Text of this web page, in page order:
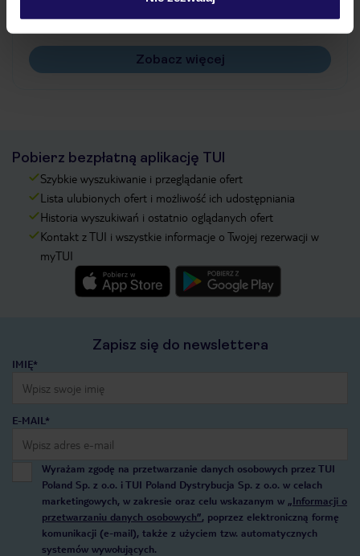
Zobacz więcej
Pobierz bezpłatną aplikację TUI
Szybkie wyszukiwanie i przeglądanie ofert
Lista ulubionych ofert i możliwość ich udostępniania
Historia wyszukiwań i ostatnio oglądanych ofert
Kontakt z TUI i wszystkie informacje o Twojej rezerwacji w
myTUI
Zapisz się do newslettera
IMIĘ*
E-MAIL*
Wyrażam zgodę na przetwarzanie danych osobowych przez TUI
Poland Sp. z o.o. i TUI Poland Dystrybucja Sp. z o.o. w celach
marketingowych, w zakresie oraz celu wskazanym w „Informacji o
przetwarzaniu danych osobowych”, poprzez elektroniczną formę
komunikacji (e-mail), także z użyciem tzw. automatycznych
systemów wywołujących.